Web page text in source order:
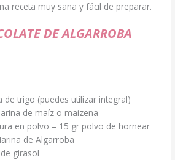
receta muy sana y fácil de preparar.
DE ALGARROBA
de trigo (puedes utilizar integral)
de maíz o maizena
en polvo – 15 gr polvo de hornear
de Algarroba
girasol